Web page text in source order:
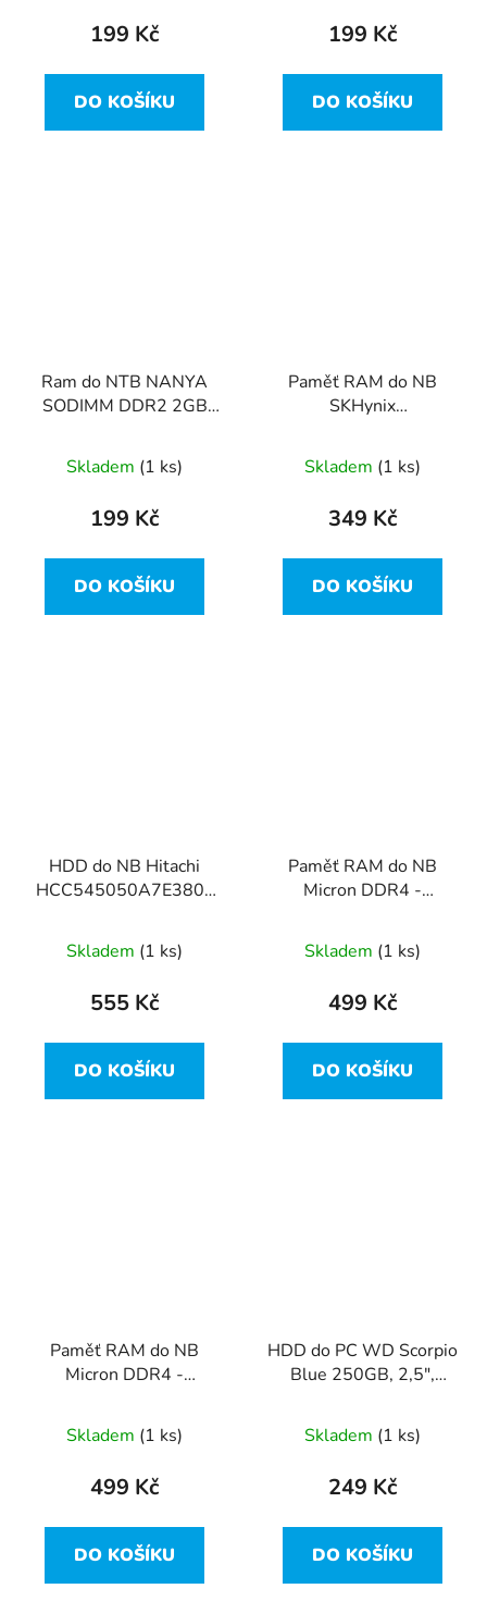
199 Kč
DO KOŠÍKU
199 Kč
DO KOŠÍKU
Ram do NTB NANYA
SODIMM DDR2 2GB
NT2GT64U8HD0BN-
3C
Skladem (1 ks)
199 Kč
DO KOŠÍKU
Paměť RAM do NB
SKHynix
4GB 1600Mhz DDR3L
PC3L
Skladem (1 ks)
349 Kč
DO KOŠÍKU
HDD do NB Hitachi
HCC545050A7E380 ,
hodina v běhu!
Skladem (1 ks)
555 Kč
DO KOŠÍKU
Paměť RAM do NB
Micron DDR4 -
3G2J1, 4GB, 3200Mhz
Skladem (1 ks)
499 Kč
DO KOŠÍKU
Paměť RAM do NB
Micron DDR4 -
3G2J1, 4GB, 3200Mhz
Skladem (1 ks)
499 Kč
DO KOŠÍKU
HDD do PC WD Scorpio
Blue 250GB, 2,5",
12ms, WD2
Skladem (1 ks)
249 Kč
DO KOŠÍKU